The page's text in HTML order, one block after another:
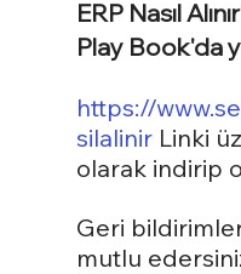
ERP Nasıl
Play Book'da
https://
silalinir Linki
olarak indirip
Geri
mutlu